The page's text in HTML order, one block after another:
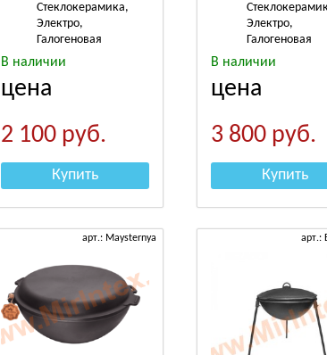
Стеклокерамика,
Электро,
Галогеновая
В наличии
цена
2 100 руб.
Купить
Электро,
Галогеновая
В наличии
цена
3 800 руб.
Купить
арт.: Maysternya арт.: